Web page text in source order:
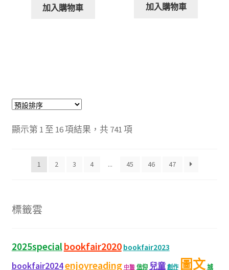
加入購物車 加入購物車
顯示第 1 至 16 項結果，共 741 項
1 2 3 4 ... 45 46 47
標籤雲
2025specialbookfair2020 bookfair2023
bookfair2024enjoyreading 中醫 信仰 兒童 創作 圖文 城